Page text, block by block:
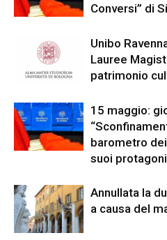
Conversi” di
Unibo
Lauree
patrimonio
15 maggio:
barometro
suoi
Annullata la
a causa del